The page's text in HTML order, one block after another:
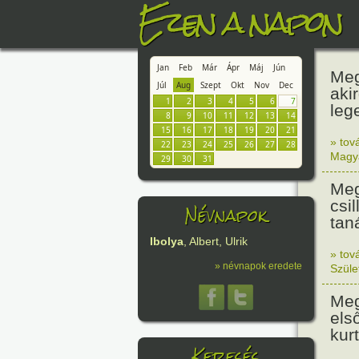
Ezen a napon
Jan Feb Már Ápr Máj
Jún
Júl
Aug Szept Okt Nov
Dec
1
2 3 4 5 6
7
8
9 10 11 12 13
14
15
16 17 18 19 20
21
22
23 24 25 26 27
28
29
30 31
Névnapok
Ibolya, Albert, Ulrik
» névnapok eredete
»
»